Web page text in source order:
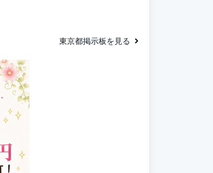
東京都掲示板を見る